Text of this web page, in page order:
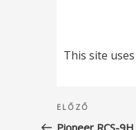
This site
Bejegyzés
navigáció
Korábbi
bejegyzés
ELŐZŐ